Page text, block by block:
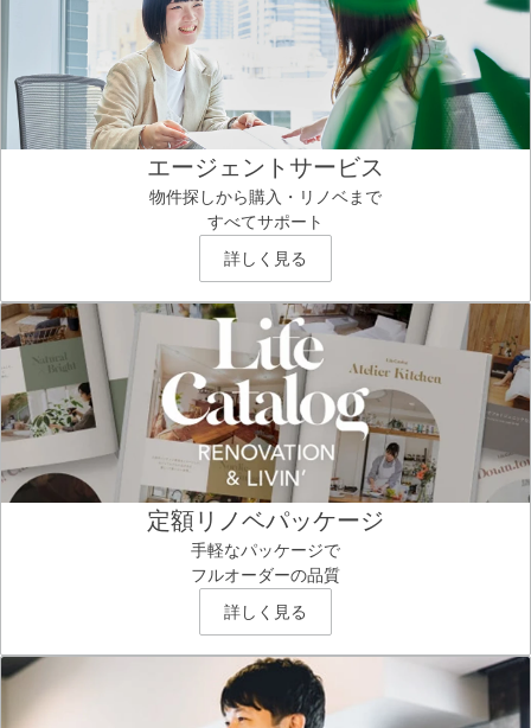
エージェントサービス
物件探しから購入・リノベまで
すべてサポート
詳しく見る
定額リノベパッケージ
手軽なパッケージで
フルオーダーの品質
詳しく見る